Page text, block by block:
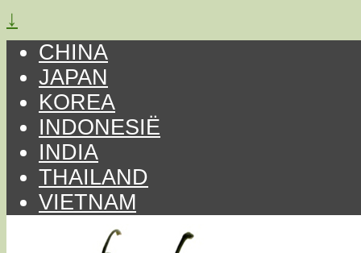
↓
CHINA
JAPAN
KOREA
INDONESIË
INDIA
THAILAND
VIETNAM